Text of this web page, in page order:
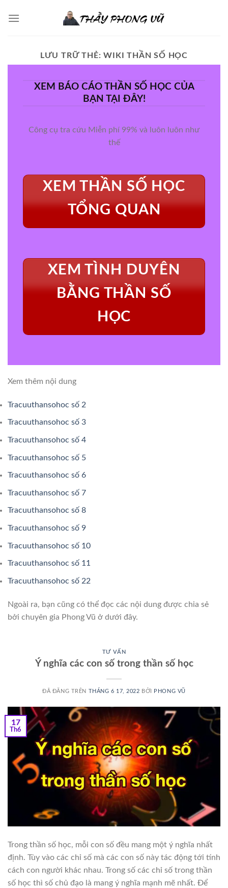
đến
LƯU TRỮ THẺ:WIKI THẦN SỐ HỌC
XEM BÁO CÁO THẦN SỐ HỌC CỦA
BẠN TẠI ĐÂY!
Công cụ tra cứu Miễn phí 99% và luôn luôn như
thế
XEM THẦN SỐ HỌC
TỔNG QUAN
XEM TÌNH DUYÊN
BẰNG THẦN SỐ
HỌC
Xem thêm nội dung
Tracuuthansohoc số 2
Tracuuthansohoc số 3
Tracuuthansohoc số 4
Tracuuthansohoc số 5
Tracuuthansohoc số 6
Tracuuthansohoc số 7
Tracuuthansohoc số 8
Tracuuthansohoc số 9
Tracuuthansohoc số 10
Tracuuthansohoc số 11
Tracuuthansohoc số 22
Ngoài ra, bạn cũng có thể đọc các nội dung được chia sẻ
bởi chuyên gia Phong Vũ ở dưới đây.
TƯ VẤN
Ý nghĩa các con số trong thần số học
ĐÃ ĐĂNG TRÊN THÁNG 6 17, 2022 BỞI PHONG VŨ
17
Th6
Trong thần số học, mỗi con số đều mang một ý nghĩa nhất
định. Tùy vào các chỉ số mà các con số này tác động tới tính
cách con người khác nhau. Trong số các chỉ số trong thần
số học thì số chủ đạo là mang ý nghĩa mạnh mẽ nhất. Để